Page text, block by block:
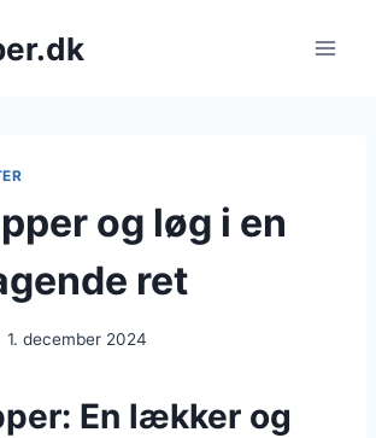
og løg i en
ret
1. december 2024
En lækker og